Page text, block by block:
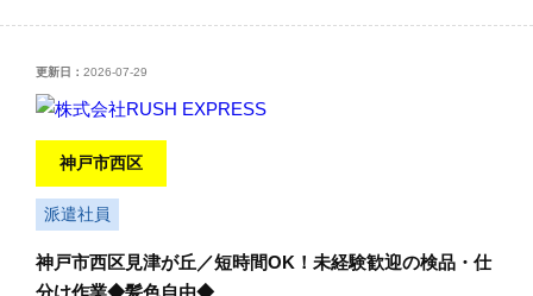
更新日： 2026-07-29
神戸市西区
派遣社員
神戸市西区見津が丘／短時間OK！未経験歓迎の検品・仕
分け作業◆髪色自由◆